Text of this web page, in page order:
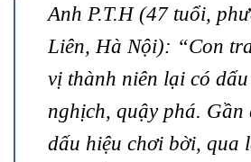
Anh P.T.H (47 tuổi,
Liên, Hà Nội): “Con
vị thành niên lại có
nghịch, quậy phá. Gần
dấu hiệu chơi bời, qua